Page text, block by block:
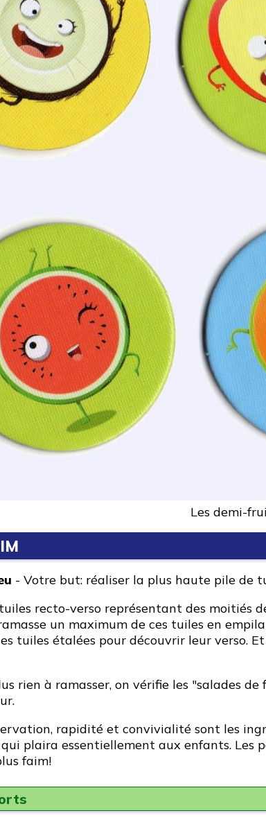
Les demi-
- Votre but: réaliser la plus haute pile de
recto-verso représentant des moitiés
un maximum de ces tuiles en
tuiles étalées pour découvrir leur verso.
rien à ramasser, on vérifie les "salades
rapidité et convivialité sont les
plaira essentiellement aux enfants. Les
faim!